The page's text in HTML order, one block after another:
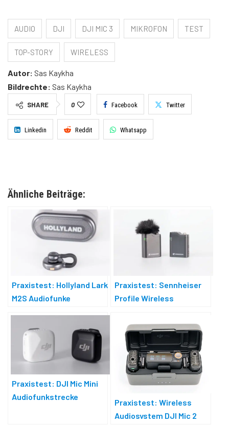
AUDIO DJI DJI MIC 3 MIKROFON TEST
TOP-STORY WIRELESS
Autor: Sas Kaykha
Bildrechte: Sas Kaykha
SHARE 0 Facebook Twitter
Linkedin Reddit Whatsapp
Ähnliche Beiträge:
Praxistest: Hollyland Lark
M2S Audiofunke
Praxistest: Sennheiser
Profile Wireless
Praxistest: DJI Mic Mini
Audiofunkstrecke
Praxistest: Wireless
Audiosystem DJI Mic 2